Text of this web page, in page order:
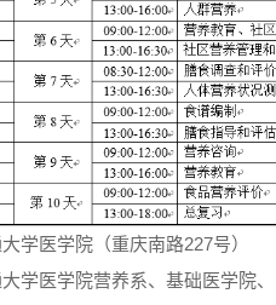
学医学院（重庆南路227号）
学医学院营养系、基础医学院